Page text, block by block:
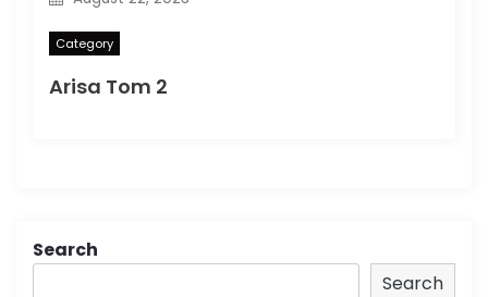
Category
Arisa Tom 2
Search
Search